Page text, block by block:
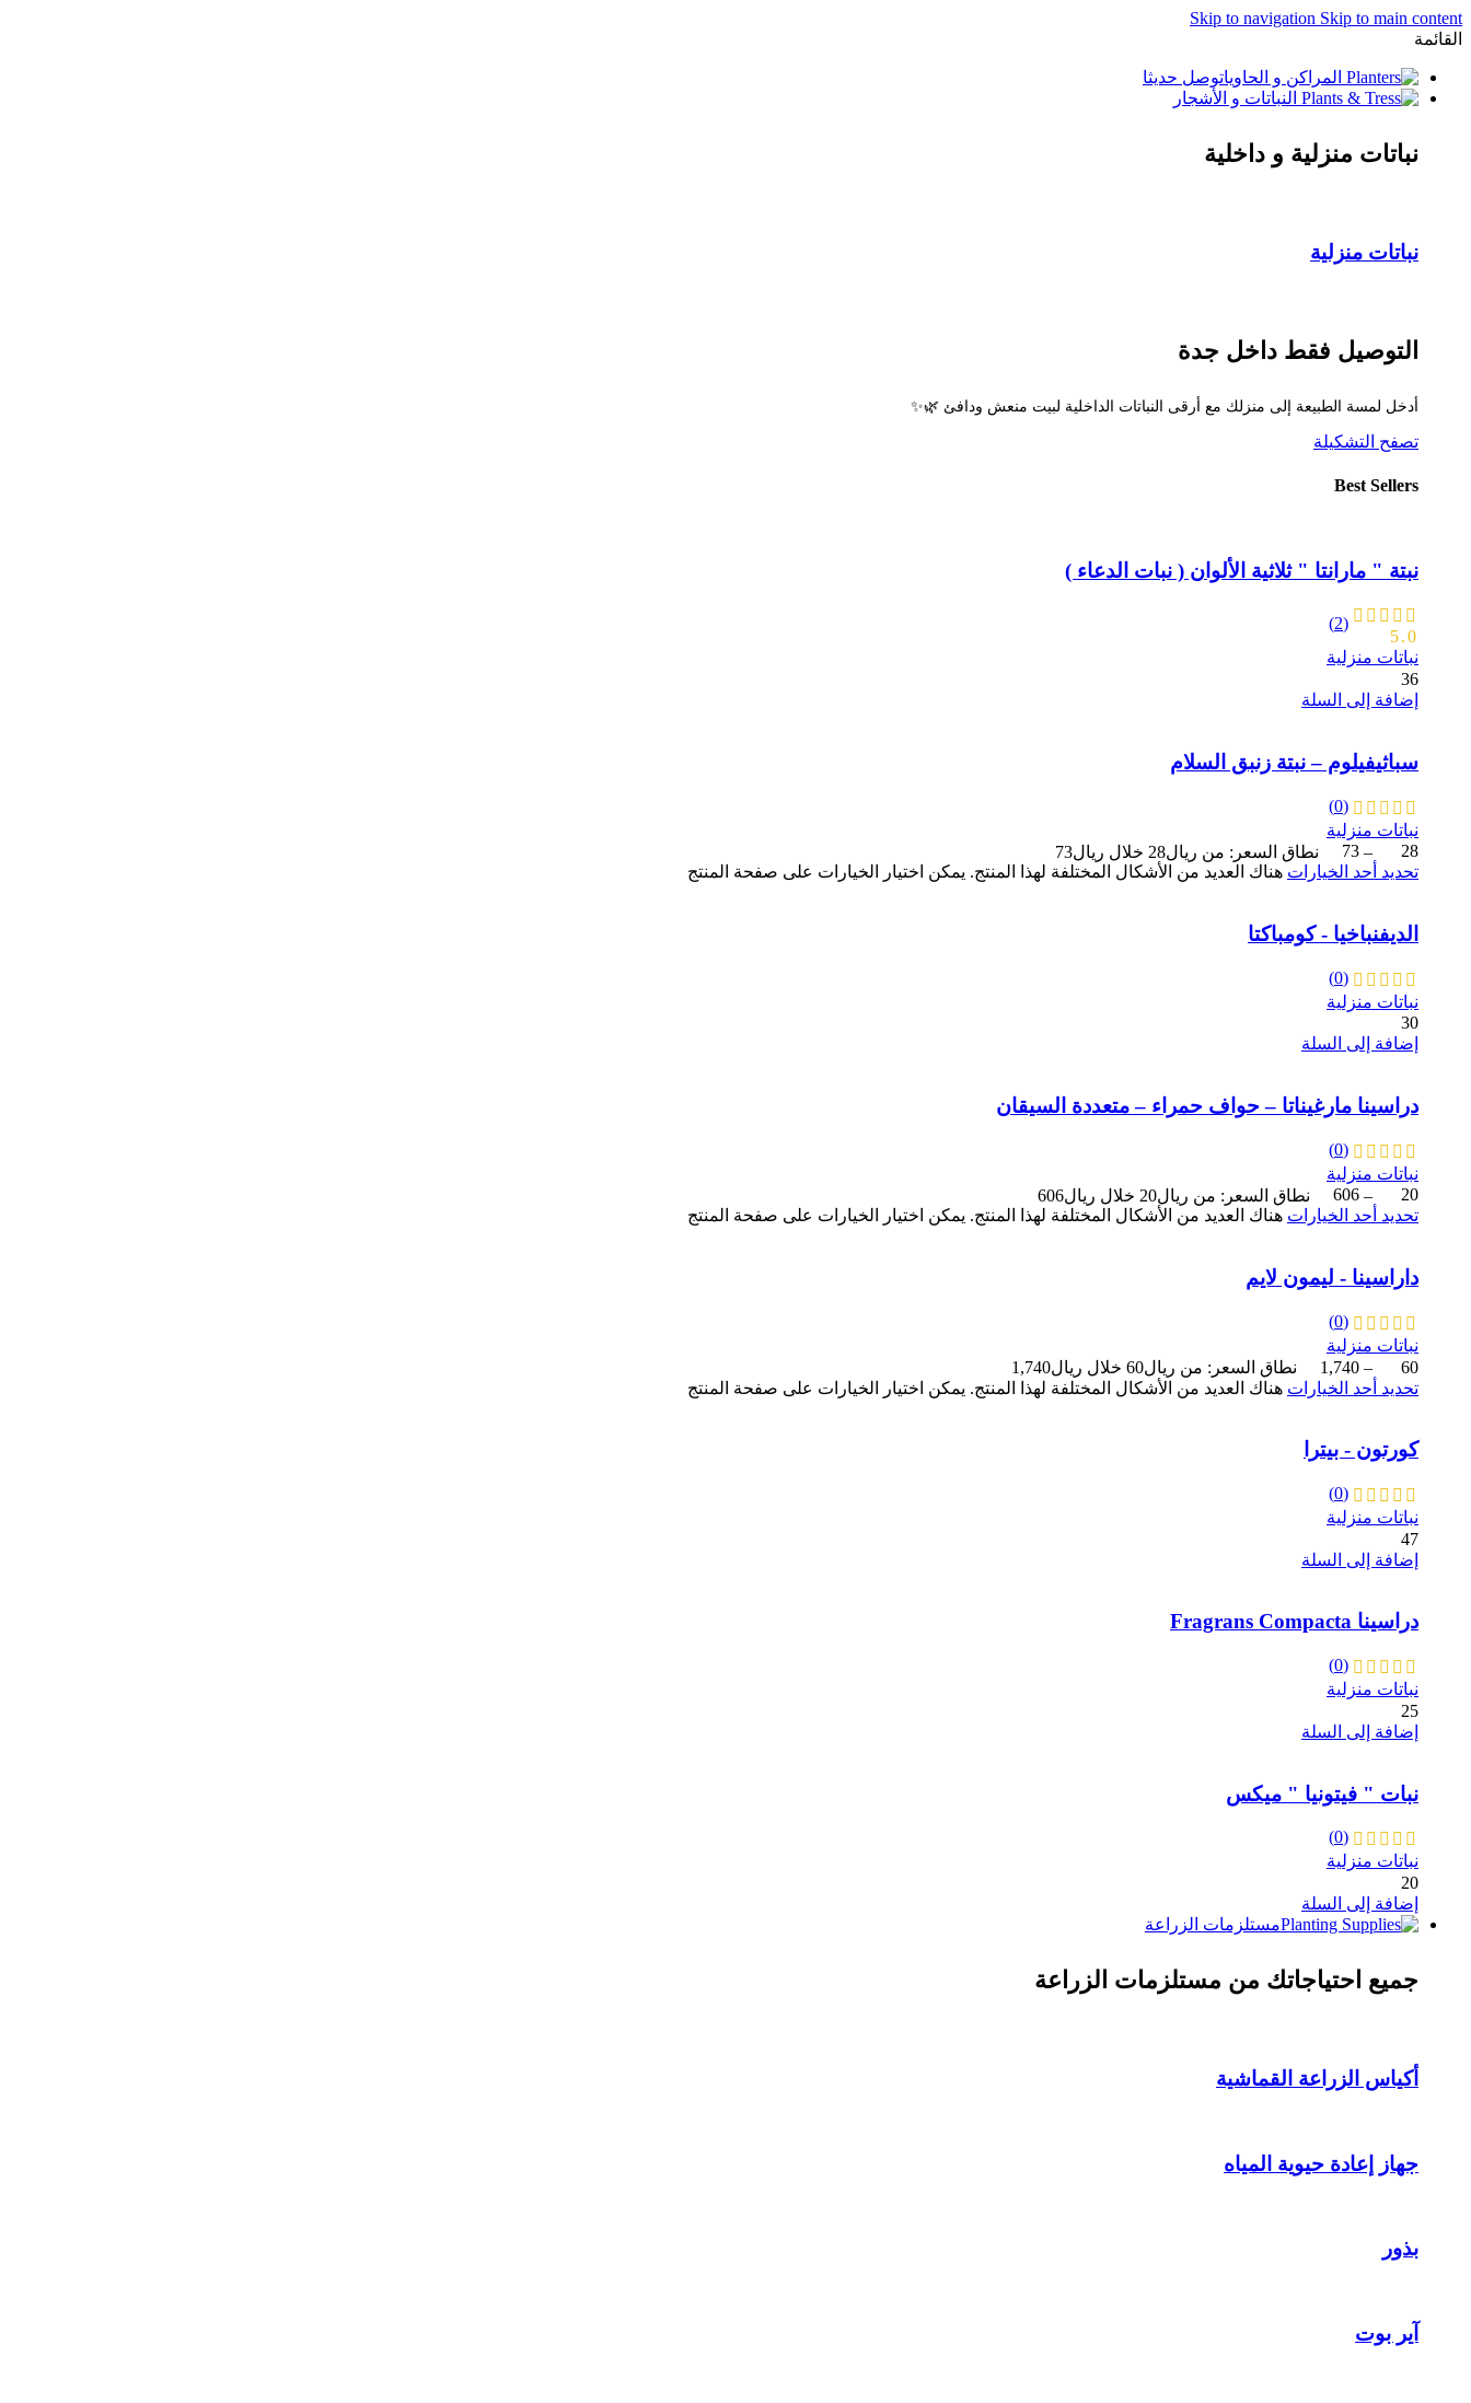
Skip to navigation Skip to main content
القائمة
المراكن و الحاوياتوصل حديثا
النباتات و الأشجار
نباتات منزلية و داخلية
نباتات منزلية
التوصيل فقط داخل جدة
أدخل لمسة الطبيعة إلى منزلك مع أرقى النباتات الداخلية لبيت منعش ودافئ 🌿✨
تصفح التشكيلة
Best Sellers
نبتة " مارانتا " ثلاثية الألوان ( نبات الدعاء )
5.0
(2)
نباتات منزلية
36
إضافة إلى السلة
سباثيفيلوم – نبتة زنبق السلام
(0)
نباتات منزلية
28
–
73
نطاق السعر: من ⁦28ريال⁩ خلال ⁦73ريال⁩
تحديد أحد الخيارات هناك العديد من الأشكال المختلفة لهذا المنتج. يمكن اختيار الخيارات على صفحة المنتج
الديفنباخيا - كومباكتا
(0)
نباتات منزلية
30
إضافة إلى السلة
دراسينا مارغيناتا – حواف حمراء – متعددة السيقان
(0)
نباتات منزلية
20
–
606
نطاق السعر: من ⁦20ريال⁩ خلال ⁦606ريال⁩
تحديد أحد الخيارات هناك العديد من الأشكال المختلفة لهذا المنتج. يمكن اختيار الخيارات على صفحة المنتج
داراسينا - ليمون لايم
(0)
نباتات منزلية
60
–
1,740
نطاق السعر: من ⁦60ريال⁩ خلال ⁦1,740ريال⁩
تحديد أحد الخيارات هناك العديد من الأشكال المختلفة لهذا المنتج. يمكن اختيار الخيارات على صفحة المنتج
كورتون - بيترا
(0)
نباتات منزلية
47
إضافة إلى السلة
دراسينا Fragrans Compacta
(0)
نباتات منزلية
25
إضافة إلى السلة
نبات " فيتونيا " ميكس
(0)
نباتات منزلية
20
إضافة إلى السلة
مستلزمات الزراعة
جميع احتياجاتك من مستلزمات الزراعة
أكياس الزراعة القماشية
جهاز إعادة حيوية المياه
بذور
آير بوت